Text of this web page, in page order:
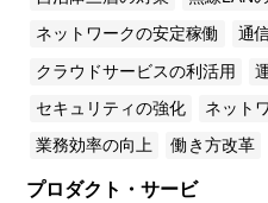
ネットワークの安定稼働
通
クラウドサービスの利活用
セキュリティの強化
ネット
業務効率の向上
働き方改革
プロダクト・サービ